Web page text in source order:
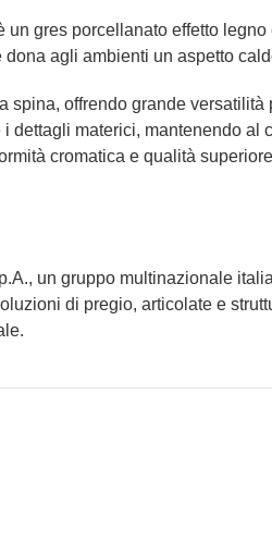
gres porcellanato effetto legno
agli ambienti un aspetto
spina, offrendo grande
dettagli materici, mantenendo al
cromatica e qualità
un gruppo multinazionale
di pregio, articolate e